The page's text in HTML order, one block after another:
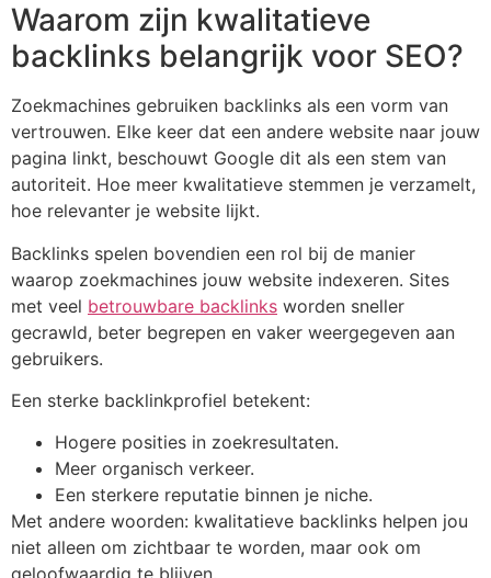
Waarom zijn kwalitatieve
backlinks belangrijk voor SEO?
Zoekmachines gebruiken backlinks als een vorm van
vertrouwen. Elke keer dat een andere website naar jouw
pagina linkt, beschouwt Google dit als een stem van
autoriteit. Hoe meer kwalitatieve stemmen je verzamelt,
hoe relevanter je website lijkt.
Backlinks spelen bovendien een rol bij de manier
waarop zoekmachines jouw website indexeren. Sites
met veel betrouwbare backlinks worden sneller
gecrawld, beter begrepen en vaker weergegeven aan
gebruikers.
Een sterke backlinkprofiel betekent:
Hogere posities in zoekresultaten.
Meer organisch verkeer.
Een sterkere reputatie binnen je niche.
Met andere woorden: kwalitatieve backlinks helpen jou
niet alleen om zichtbaar te worden, maar ook om